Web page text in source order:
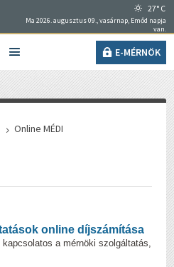
27° C
Ma 2026. augusztus 09., vasárnap, Emőd napja
van.
E-MÉRNÖK
5 Online MÉDI